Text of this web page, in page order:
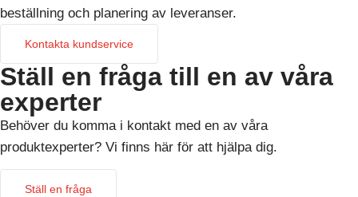
beställning och planering av leveranser.
Kontakta kundservice
Ställ en fråga till en av våra
experter
Behöver du komma i kontakt med en av våra
produktexperter? Vi finns här för att hjälpa dig.
Ställ en fråga